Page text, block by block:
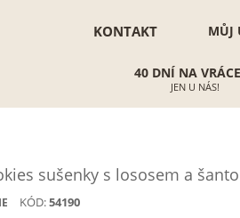
MŮJ
KONTAKT
40 DNÍ NA
JEN U NÁS!
sušenky s lososem a
KÓD:54190